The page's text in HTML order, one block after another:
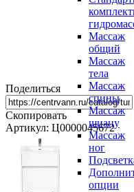
Массаж
общий
Массаж
тела
Массаж
спины
Массаж
шиацу
Массаж
ног
опции
Поделиться
Скопировать
Артикул: Ц0000045672